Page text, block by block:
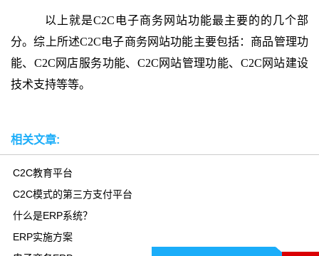
以上就是C2C电子商务网站功能最主要的的几个部
分。综上所述C2C电子商务网站功能主要包括：商品管理功
能、C2C网店服务功能、C2C网站管理功能、C2C网站建设
技术支持等等。
相关文章:
C2C教育平台
C2C模式的第三方支付平台
什么是ERP系统？
ERP实施方案